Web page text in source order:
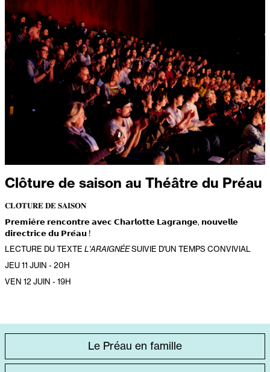
Clôture de saison au Théâtre du Préau
𝐂𝐋𝐎̂𝐓𝐔𝐑𝐄 𝐃𝐄 𝐒𝐀𝐈𝐒𝐎𝐍
𝗣𝗿𝗲𝗺𝗶𝗲̀𝗿𝗲 𝗿𝗲𝗻𝗰𝗼𝗻𝘁𝗿𝗲 𝗮𝘃𝗲𝗰 𝗖𝗵𝗮𝗿𝗹𝗼𝘁𝘁𝗲 𝗟𝗮𝗴𝗿𝗮𝗻𝗴𝗲, 𝗻𝗼𝘂𝘃𝗲𝗹𝗹𝗲
𝗱𝗶𝗿𝗲𝗰𝘁𝗿𝗶𝗰𝗲 𝗱𝘂 𝗣𝗿𝗲́𝗮𝘂 !
LECTURE DU TEXTE L'ARAIGNÉESUIVIE D'UN TEMPS CONVIVIAL
JEU 11 JUIN - 20H
VEN 12 JUIN - 19H
DIRECT
Le Préau en famille